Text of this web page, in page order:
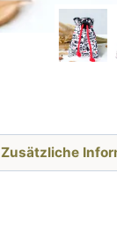
Zusätzliche